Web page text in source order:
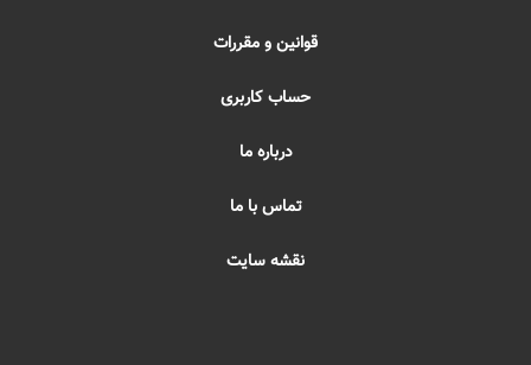
قوانین و مقررات
حساب کاربری
درباره ما
تماس با ما
نقشه سایت